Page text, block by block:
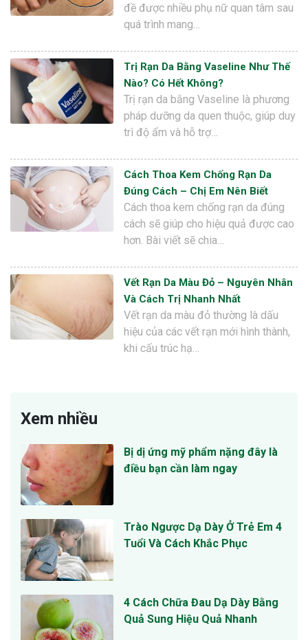
đề được nhiều phụ nữ quan tâm sau
quá trình mang…
Trị Rạn Da Bằng Vaseline Như Thế
Nào? Có Hết Không?
Trị rạn da bằng Vaseline là phương
pháp dưỡng da quen thuộc, giúp duy
trì độ ẩm và hỗ trợ…
Cách Thoa Kem Chống Rạn Da
Đúng Cách – Chị Em Nên Biết
Cách thoa kem chống rạn da đúng
cách sẽ giúp cho hiệu quả được cao
hơn. Bài viết sẽ chia…
Vết Rạn Da Màu Đỏ – Nguyên Nhân
Và Cách Trị Nhanh Nhất
Vết rạn da màu đỏ thường là dấu
hiệu của các vết rạn mới hình thành,
khi cấu trúc hạ…
Xem nhiều
Bị dị ứng mỹ phẩm nặng đây là
điều bạn cần làm ngay
Trào Ngược Dạ Dày Ở Trẻ Em 4
Tuổi Và Cách Khắc Phục
4 Cách Chữa Đau Dạ Dày Bằng
Quả Sung Hiệu Quả Nhanh